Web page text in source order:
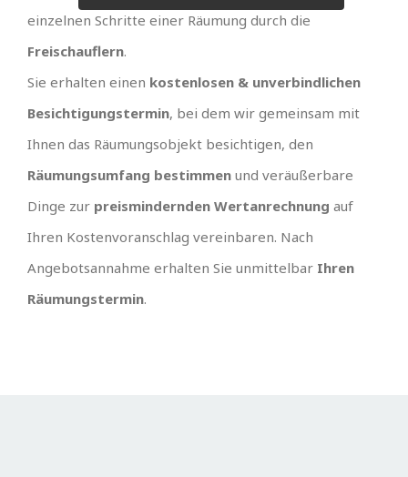
einzelnen Schritte einer Räumung durch die
Freischauflern.
Sie erhalten einen kostenlosen & unverbindlichen
Besichtigungstermin, bei dem wir gemeinsam mit
Ihnen das Räumungsobjekt besichtigen, den
Räumungsumfang bestimmen und veräußerbare
Dinge zur preismindernden Wertanrechnung auf
Ihren Kostenvoranschlag vereinbaren. Nach
Angebotsannahme erhalten Sie unmittelbar Ihren
Räumungstermin.